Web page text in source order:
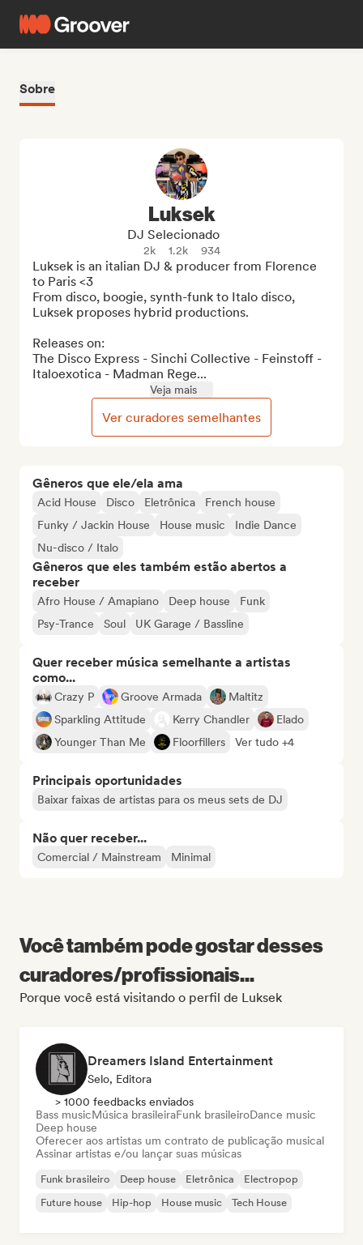
Sobre
Gêneros que ele/ela ama
Acid House Disco Eletrônica
French house
Funky / Jackin House
House music
Indie Dance
Nu-disco / Italo
Gêneros que eles também estão abertos a
receber
Afro House / Amapiano Deep house
Funk
Psy-Trance
Soul UK Garage / Bassline
Quer receber música semelhante a artistas
como...
Crazy P Groove Armada
Maltitz
Sparkling Attitude
Kerry Chandler
Elado
Younger Than Me
Floorfillers Ver tudo +4
Principais oportunidades
Baixar faixas de artistas para os meus sets de DJ
Não quer receber...
Comercial / Mainstream Minimal
Luksek
DJ Selecionado
2k 1.2k 934
Luksek is an italian DJ & producer from Florence
to Paris <3
From disco, boogie, synth-funk to Italo disco,
Luksek proposes hybrid productions.
Releases on:
The Disco Express - Sinchi Collective - Feinstoff -
Italoexotica - Madman Rege...
Veja mais
Ver curadores semelhantes
Você também pode gostar desses
curadores/profissionais...
Porque você está visitando o perfil de Luksek
Dreamers Island Entertainment
Selo, Editora
> 1000 feedbacks enviados
Bass musicMúsica brasileiraFunk brasileiroDance music
Deep house
Oferecer aos artistas um contrato de publicação musical
Assinar artistas e/ou lançar suas músicas
Funk brasileiro Deep house Eletrônica
Electropop
Future house
Hip-hop House music Tech House